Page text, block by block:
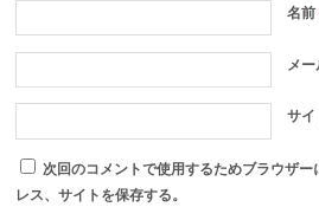
名前
メ
サイ
次回のコメントで使用するためブラウザ
レス、サイトを保存する。